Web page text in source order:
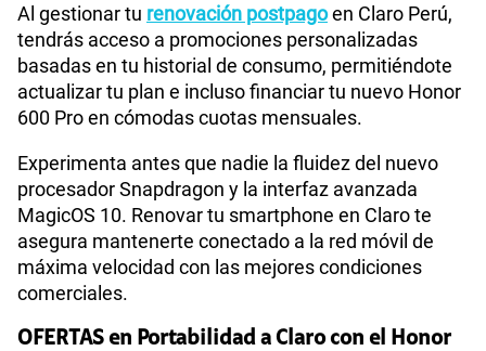
Al gestionar tu renovación postpagoen Claro Perú,
tendrás acceso a promociones personalizadas
basadas en tu historial de consumo, permitiéndote
actualizar tu plan e incluso financiar tu nuevo Honor
600 Pro en cómodas cuotas mensuales.
Experimenta antes que nadie la fluidez del nuevo
procesador Snapdragon y la interfaz avanzada
MagicOS 10. Renovar tu smartphone en Claro te
asegura mantenerte conectado a la red móvil de
máxima velocidad con las mejores condiciones
comerciales.
OFERTAS en Portabilidad a Claro con el Honor